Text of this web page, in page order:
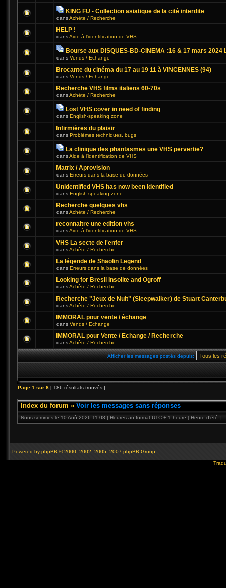
KING FU - Collection asiatique de la cité interdite
dansAchète / Recherche
HELP !
dansAide à l'identification de VHS
Bourse aux DISQUES-BD-CINEMA :16 & 17 mars 2024
dans Vends / Echange
Brocante du cinéma du 17 au 19 11 à VINCENNES (94)
dans Vends / Echange
Recherche VHS films italiens 60-70s
dansAchète / Recherche
Lost VHS cover in need of finding
dans English-speaking zone
Infirmières du plaisir
dans Problèmes techniques, bugs
La clinique des phantasmes une VHS pervertie?
dansAide à l'identification de VHS
Matrix / Aprovision
dans Erreurs dans la base de données
Unidentified VHS has now been identified
dans English-speaking zone
Recherche quelques vhs
dansAchète / Recherche
reconnaitre une edition vhs
dansAide à l'identification de VHS
VHS La secte de l'enfer
dansAchète / Recherche
La légende de Shaolin Legend
dans Erreurs dans la base de données
Looking for Bresil Insolite and Ogroff
dansAchète / Recherche
Recherche "Jeux de Nuit" (Sleepwalker) de Stuart
dansAchète / Recherche
IMMORAL pour vente / échange
dans Vends / Echange
IMMORAL pour Vente / Echange / Recherche
dansAchète / Recherche
Afficher les messages postés depuis:
Page 1 sur 8 [ 186 résultats trouvés ]
Index du forum » Voir les messages sans réponses
Nous sommes le 10 Aoû 2026 11:08 | Heures au format UTC + 1 heure [ Heure d’été ]
Powered by phpBB © 2000, 2002, 2005, 2007 phpBB Group